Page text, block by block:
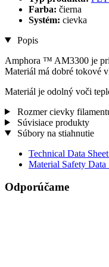
Farba: čierna
Systém: cievka
Popis
Amphora ™ AM3300 je
Materiál má dobré tokové
Materiál je odolný voči
Rozmer cievky
Súvisiace produkty
Súbory na stiahnutie
Technical Data Sheet
Material Safety Data
Odporúčame